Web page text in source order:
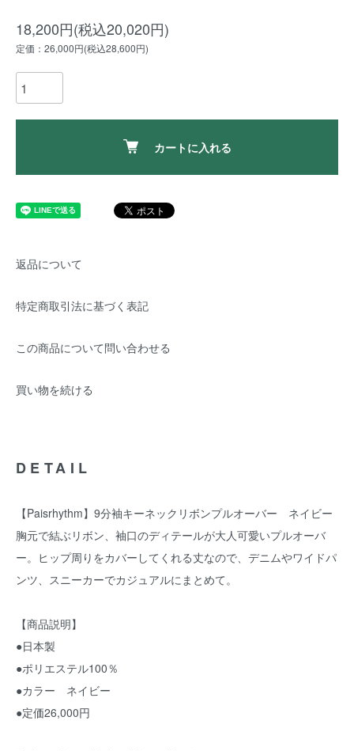
18,200円(税込20,020円)
定価：26,000円(税込28,600円)
カートに入れる
返品について
特定商取引法に基づく表記
この商品について問い合わせる
買い物を続ける
DETAIL
【Paisrhythm】9分袖キーネックリボンプルオーバー ネイビー
胸元で結ぶリボン、袖口のディテールが大人可愛いプルオーバ
ー。ヒップ周りをカバーしてくれる丈なので、デニムやワイドパ
ンツ、スニーカーでカジュアルにまとめて。
【商品説明】
●日本製
●ポリエステル100％
●カラー ネイビー
●定価26,000円